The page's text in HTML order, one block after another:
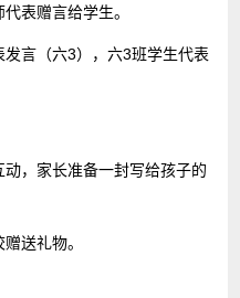
表赠言给学生。
言（六3），六3班学生代表
动，家长准备一封写给孩子的
送礼物。